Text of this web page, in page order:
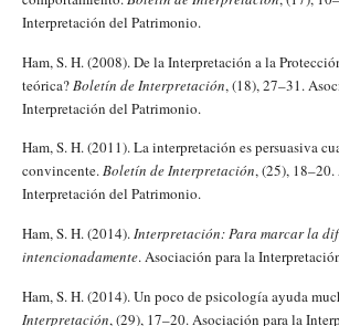
Interpretación del Patrimonio.
Ham, S. H. (2008). De la Interpretación a la
teórica?Boletín de Interpretación, (18), 27–31.
Interpretación del Patrimonio.
Ham, S. H. (2011). La interpretación es persuasiva
convincente.Boletín de Interpretación, (25),
Interpretación del Patrimonio.
Ham, S. H. (2014).Interpretación: Para marcar la
intencionadamente. Asociación para la
Ham, S. H. (2014). Un poco de psicología ayuda
Interpretación, (29), 17–20. Asociación para la